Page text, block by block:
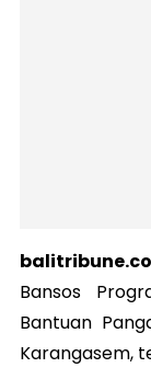
Bansos
Bantuan
Karangasem,